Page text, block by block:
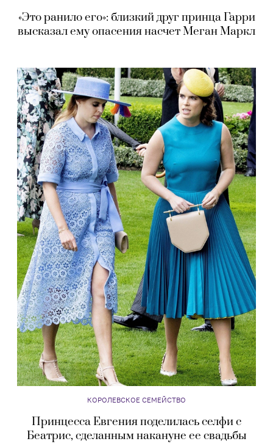
«Это ранило его»: близкий друг принца Гарри
высказал ему опасения насчет Меган Маркл
КОРОЛЕВСКОЕ СЕМЕЙСТВО
Принцесса Евгения поделилась селфи с
Беатрис, сделанным накануне ее свадьбы